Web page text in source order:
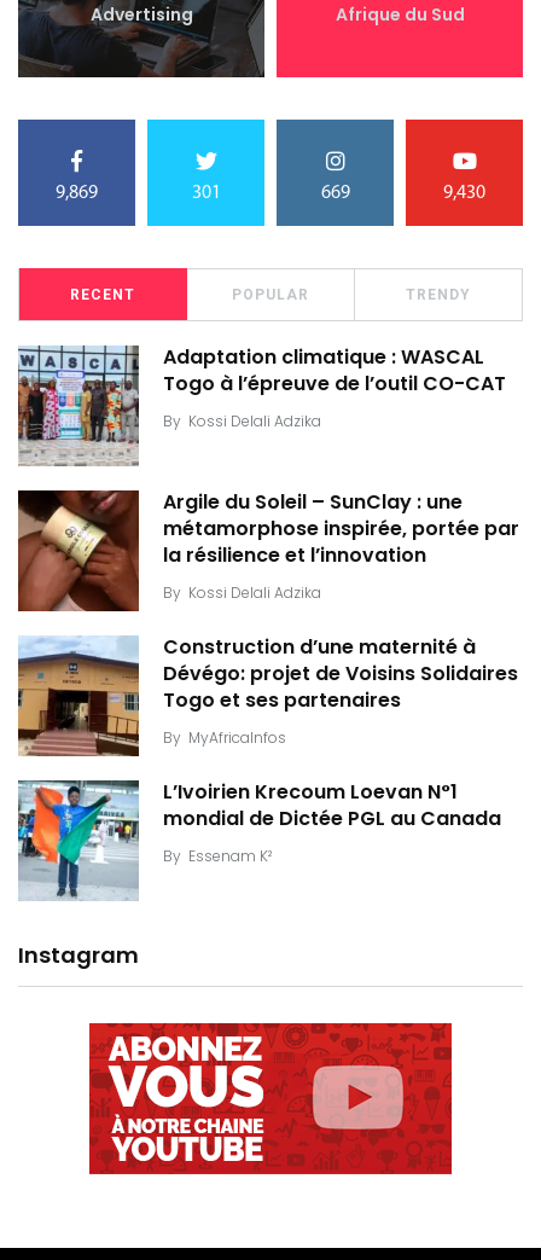
Advertising Afrique du Sud
9,869 301 669 9,430
RECENT POPULAR TRENDY
Adaptation climatique : WASCAL
Togo à l’épreuve de l’outil CO-CAT
By Kossi Delali Adzika
Argile du Soleil – SunClay : une
métamorphose inspirée, portée par
la résilience et l’innovation
By Kossi Delali Adzika
Construction d’une maternité à
Dévégo: projet de Voisins Solidaires
Togo et ses partenaires
By MyAfricaInfos
L’Ivoirien Krecoum Loevan N°1
mondial de Dictée PGL au Canada
By Essenam K²
Instagram